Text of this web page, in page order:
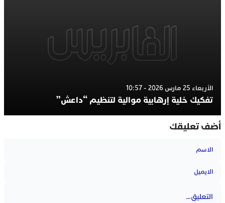
الأربعاء 25 مارس 2026 - 10:57
تفكيك خلية إرهابية موالية لتنظيم “داعش”
أضف تعليقك